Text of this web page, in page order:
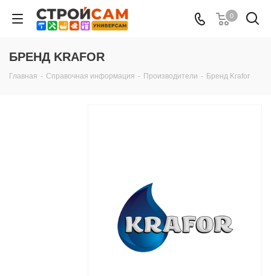
0
БРЕНД KRAFOR
Главная - Справочная информация - Производители - Бренд Krafor